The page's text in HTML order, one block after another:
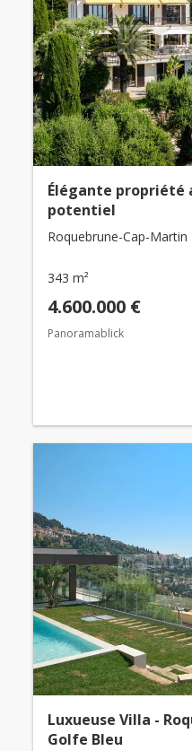
Élégante propriété
potentiel
Roquebrune-Cap-Martin
343 m²
4.600.000 €
Panoramablick
Luxueuse Villa -
Golfe Bleu